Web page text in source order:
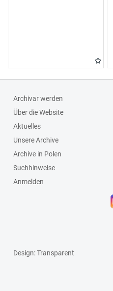
Archivar werden
Über die Website
Aktuelles
Unsere Archive
Archive in Polen
Suchhinweise
Anmelden
Design: Transparent